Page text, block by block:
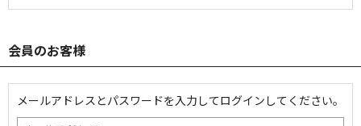
会員のお客様
メールアドレスとパスワードを入力してログインしてください。